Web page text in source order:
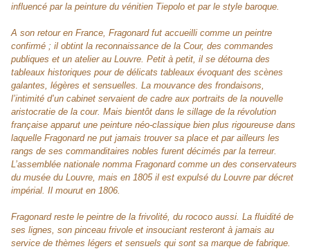
influencé par la peinture du vénitien Tiepolo et par le style baroque.
A son retour en France, Fragonard fut accueilli comme un peintre
confirmé ; il obtint la reconnaissance de la Cour, des commandes
publiques et un atelier au Louvre. Petit à petit, il se détourna des
tableaux historiques pour de délicats tableaux évoquant des scènes
galantes, légères et sensuelles. La mouvance des frondaisons,
l’intimité d’un cabinet servaient de cadre aux portraits de la nouvelle
aristocratie de la cour. Mais bientôt dans le sillage de la révolution
française apparut une peinture néo-classique bien plus rigoureuse dans
laquelle Fragonard ne put jamais trouver sa place et par ailleurs les
rangs de ses commanditaires nobles furent décimés par la terreur.
L’assemblée nationale nomma Fragonard comme un des conservateurs
du musée du Louvre, mais en 1805 il est expulsé du Louvre par décret
impérial. Il mourut en 1806.
Fragonard reste le peintre de la frivolité, du rococo aussi. La fluidité de
ses lignes, son pinceau frivole et insouciant resteront à jamais au
service de thèmes légers et sensuels qui sont sa marque de fabrique.